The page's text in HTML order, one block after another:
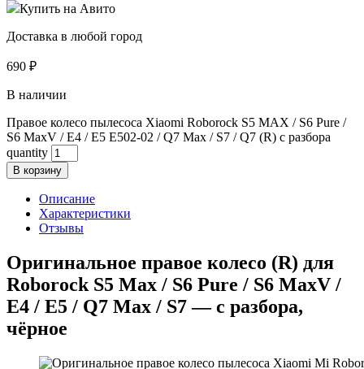
Купить на Авито
Доставка в любой город
690 ₽
В наличии
Правое колесо пылесоса Xiaomi Roborock S5 MAX / S6 Pure /
S6 MaxV / E4 / E5 E502-02 / Q7 Max / S7 / Q7 (R) с разбора
quantity
В корзину
Описание
Характеристики
Отзывы
Оригинальное правое колесо (R) для
Roborock S5 Max / S6 Pure / S6 MaxV /
E4 / E5 / Q7 Max / S7 — с разбора,
чёрное